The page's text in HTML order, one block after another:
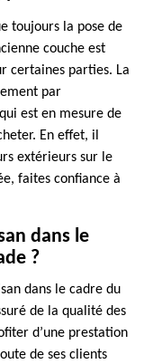
toujours la pose de
couche est
certaines parties. La
par
est en mesure de
En effet, il
extérieurs sur le
faites confiance à
dans le
?
dans le cadre du
de la qualité des
d’une prestation
de ses clients